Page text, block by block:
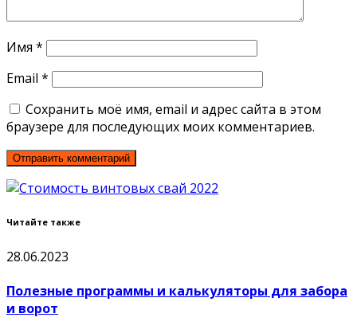
Имя *
Email *
Сохранить моё имя, email и адрес сайта в этом
браузере для последующих моих комментариев.
Читайте также
28.06.2023
Полезные программы и калькуляторы для забора
и ворот